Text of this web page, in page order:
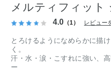
メルティフィット
4.0 （1） レビュー
とろけるようになめらかに描
く。
汗・水・涙・こすれに強い、